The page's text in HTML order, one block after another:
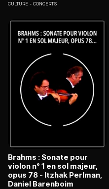
CULTURE CONCERTS
Brahms : Sonate pour
violon n° 1 en sol majeur,
opus 78 - Itzhak Perlman,
Daniel Barenboim